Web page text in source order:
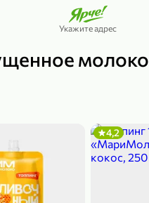
Укажите адрес
молоко
4,2